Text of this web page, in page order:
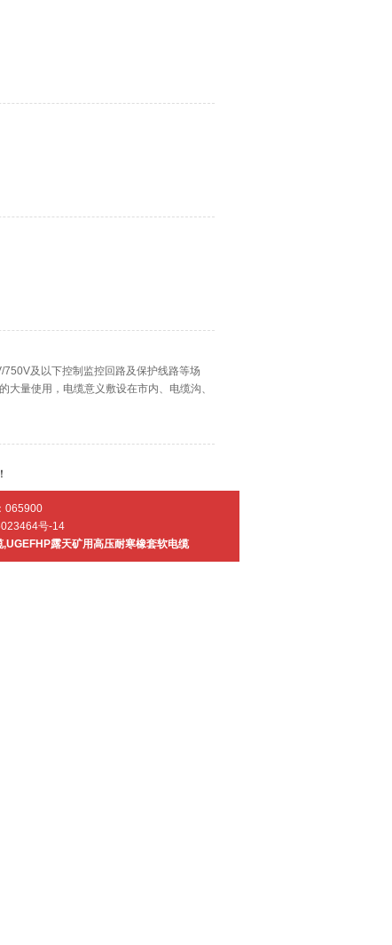
及以下控制监控回路及保护线路等场
量使用，电缆意义敷设在市内、电缆沟、
065900
号-14
,UGEFHP露天矿用高压耐寒橡套软电缆